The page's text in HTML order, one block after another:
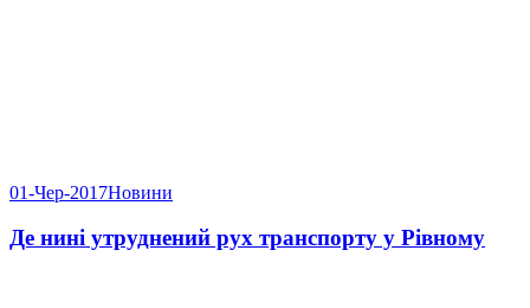
01-Чер-2017Новини
Де нині утруднений рух транспорту у Рівному